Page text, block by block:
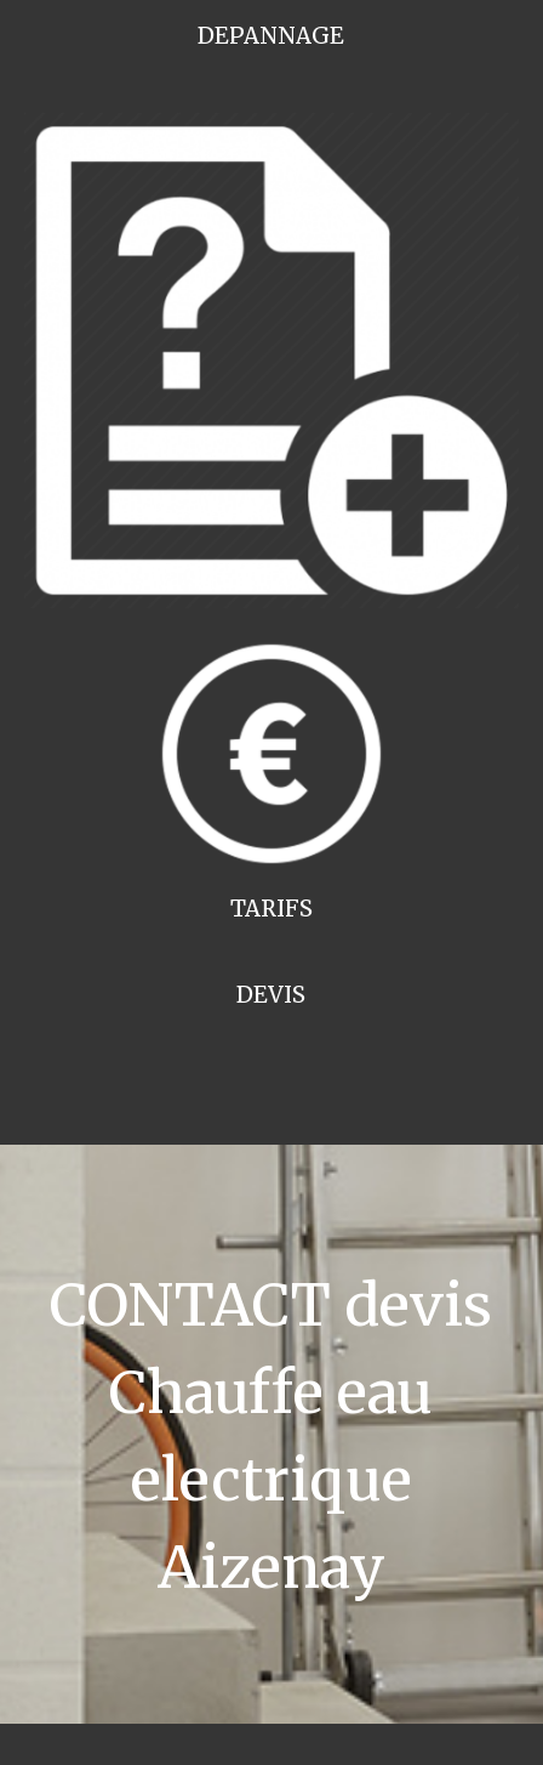
DEPANNAGE
TARIFS
DEVIS
CONTACT devis
Chauffe eau
electrique
Aizenay